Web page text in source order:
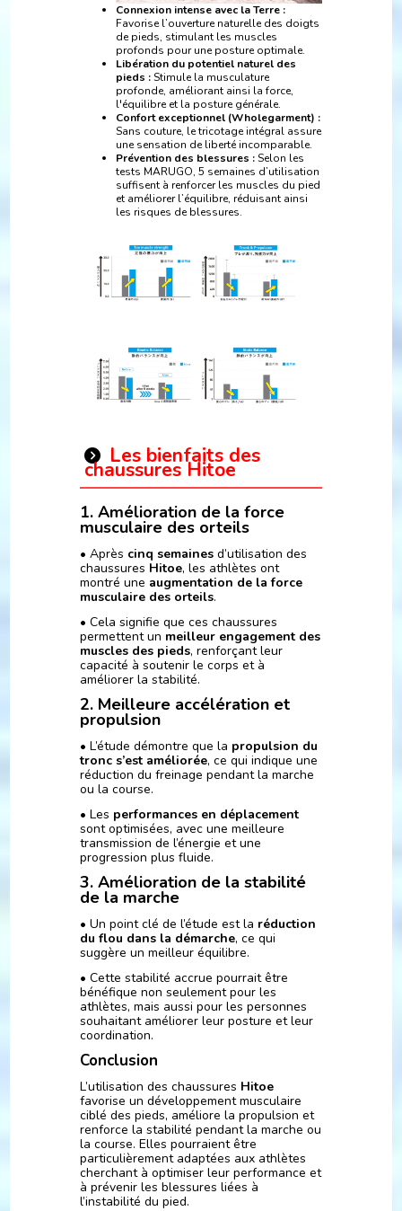
Connexion intense avec la Terre :
Favorise l’ouverture naturelle des doigts
de pieds, stimulant les muscles
profonds pour une posture optimale.
Libération du potentiel naturel des
pieds :Stimule la musculature
profonde, améliorant ainsi la force,
l'équilibre et la posture générale.
Confort exceptionnel (Wholegarment) :
Sans couture, le tricotage intégral assure
une sensation de liberté incomparable.
Prévention des blessures :Selon les
tests MARUGO, 5 semaines d’utilisation
suffisent à renforcer les muscles du pied
et améliorer l’équilibre, réduisant ainsi
les risques de blessures.
Les bienfaits des
chaussures Hitoe
1. Amélioration de la force
musculaire des orteils
• Après cinq semaines d’utilisation des
chaussures Hitoe, les athlètes ont
montré une augmentation de la force
musculaire des orteils.
• Cela signifie que ces chaussures
permettent un meilleur engagement des
muscles des pieds, renforçant leur
capacité à soutenir le corps et à
améliorer la stabilité.
2. Meilleure accélération et
propulsion
• L’étude démontre que la propulsion du
tronc s’est améliorée, ce qui indique une
réduction du freinage pendant la marche
ou la course.
• Les performances en déplacement
sont optimisées, avec une meilleure
transmission de l’énergie et une
progression plus fluide.
3. Amélioration de la stabilité
de la marche
• Un point clé de l’étude est la réduction
du flou dans la démarche, ce qui
suggère un meilleur équilibre.
• Cette stabilité accrue pourrait être
bénéfique non seulement pour les
athlètes, mais aussi pour les personnes
souhaitant améliorer leur posture et leur
coordination.
Conclusion
L’utilisation des chaussures Hitoe
favorise un développement musculaire
ciblé des pieds, améliore la propulsion et
renforce la stabilité pendant la marche ou
la course. Elles pourraient être
particulièrement adaptées aux athlètes
cherchant à optimiser leur performance et
à prévenir les blessures liées à
l’instabilité du pied.